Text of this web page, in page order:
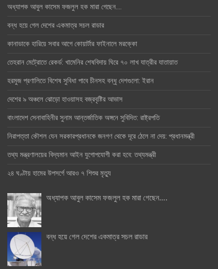
অধ্যাপক আবুল কাসেম ফজলুল হক মারা গেছেন….
বন্ধ হয়ে গেল দেশের একমাত্র সচল রাডার
কানাডাকে হারিয়ে সবার আগে কোয়ার্টার ফাইনালে মরক্কো
তেহরান মেট্রোতে রেকর্ড: খামেনির শেষবিদায় ঘিরে ৭০ লাখ যাত্রীর যাতায়াত
হরমুজ প্রণালিতে বিশেষ সুবিধা পাবে চীনসহ বন্ধু দেশগুলো: ইরান
দেশের ৯ অঞ্চলে ঝোড়ো হাওয়াসহ বজ্রবৃষ্টির আভাস
বাংলাদেশ সেনাবাহিনীর সুনাম আন্তর্জাতিক অঙ্গনে সুবিদিত: রাষ্ট্রপতি
নিরাপত্তা কৌশল যেন সরকারপ্রধানকে জনগণ থেকে দূরে ঠেলে না দেয়: প্রধানমন্ত্রী
তথ্য মন্ত্রণালয়ের বিদ্যমান আইন যুগোপযোগী করা হবে: তথ্যমন্ত্রী
২৪ ঘণ্টায় হামের উপসর্গে আরও ৭ শিশুর মৃত্যু
অধ্যাপক আবুল কাসেম ফজলুল হক মারা গেছেন….
বন্ধ হয়ে গেল দেশের একমাত্র সচল রাডার